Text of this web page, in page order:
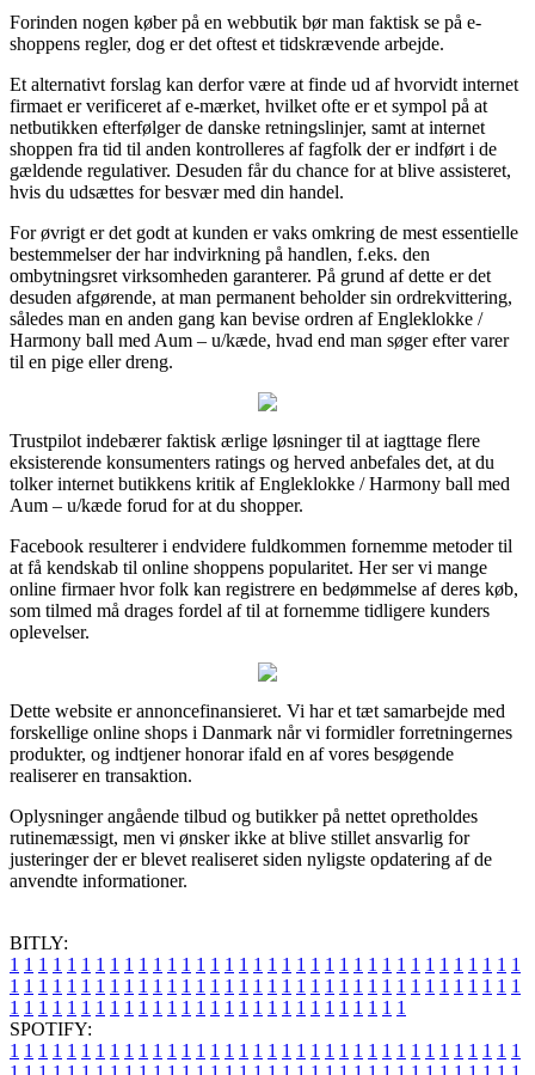
Forinden nogen køber på en webbutik bør man faktisk se på e-
shoppens regler, dog er det oftest et tidskrævende arbejde.
Et alternativt forslag kan derfor være at finde ud af hvorvidt internet
firmaet er verificeret af e-mærket, hvilket ofte er et sympol på at
netbutikken efterfølger de danske retningslinjer, samt at internet
shoppen fra tid til anden kontrolleres af fagfolk der er indført i de
gældende regulativer. Desuden får du chance for at blive assisteret,
hvis du udsættes for besvær med din handel.
For øvrigt er det godt at kunden er vaks omkring de mest essentielle
bestemmelser der har indvirkning på handlen, f.eks. den
ombytningsret virksomheden garanterer. På grund af dette er det
desuden afgørende, at man permanent beholder sin ordrekvittering,
således man en anden gang kan bevise ordren af Engleklokke /
Harmony ball med Aum – u/kæde, hvad end man søger efter varer
til en pige eller dreng.
Trustpilot indebærer faktisk ærlige løsninger til at iagttage flere
eksisterende konsumenters ratings og herved anbefales det, at du
tolker internet butikkens kritik af Engleklokke / Harmony ball med
Aum – u/kæde forud for at du shopper.
Facebook resulterer i endvidere fuldkommen fornemme metoder til
at få kendskab til online shoppens popularitet. Her ser vi mange
online firmaer hvor folk kan registrere en bedømmelse af deres køb,
som tilmed må drages fordel af til at fornemme tidligere kunders
oplevelser.
Dette website er annoncefinansieret. Vi har et tæt samarbejde med
forskellige online shops i Danmark når vi formidler forretningernes
produkter, og indtjener honorar ifald en af vores besøgende
realiserer en transaktion.
Oplysninger angående tilbud og butikker på nettet opretholdes
rutinemæssigt, men vi ønsker ikke at blive stillet ansvarlig for
justeringer der er blevet realiseret siden nyligste opdatering af de
anvendte informationer.
BITLY:
1 1 1 1 1 1 1 1 1 1 1 1 1 1 1 1 1 1 1 1 1 1 1 1 1 1 1 1 1 1 1 1 1 1 1 1
1 1 1 1 1 1 1 1 1 1 1 1 1 1 1 1 1 1 1 1 1 1 1 1 1 1 1 1 1 1 1 1 1 1 1 1
1 1 1 1 1 1 1 1 1 1 1 1 1 1 1 1 1 1 1 1 1 1 1 1 1 1 1 1
SPOTIFY:
1 1 1 1 1 1 1 1 1 1 1 1 1 1 1 1 1 1 1 1 1 1 1 1 1 1 1 1 1 1 1 1 1 1 1 1